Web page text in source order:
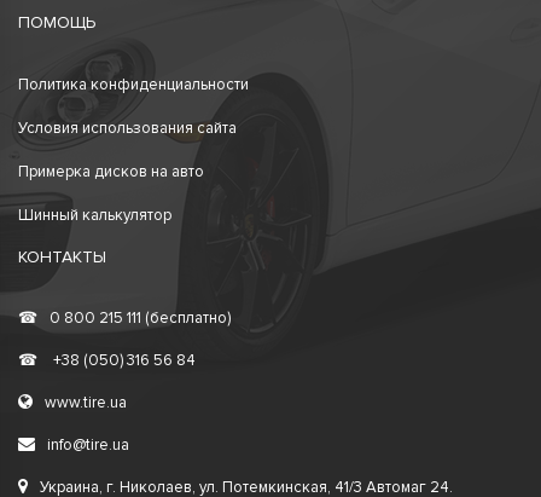
ПОМОЩЬ
Политика конфиденциальности
Условия использования сайта
Примерка дисков на авто
Шинный калькулятор
КОНТАКТЫ
☎ 0 800 215 111 (бесплатно)
☎ +38 (050) 316 56 84
www.tire.ua
info@tire.ua
Украина, г. Николаев, ул. Потемкинская, 41/3 Автомаг 24.